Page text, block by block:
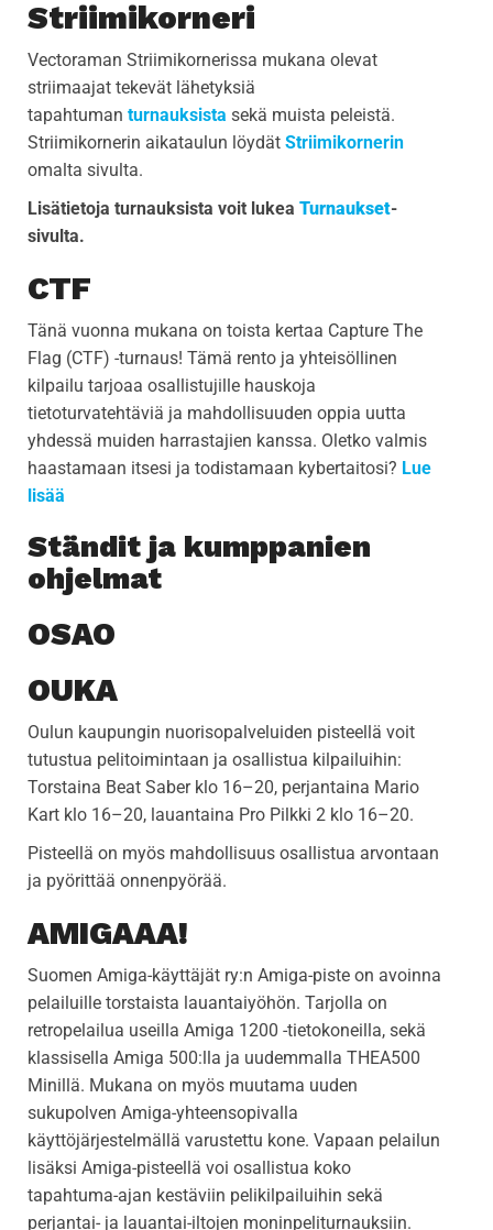
Striimikorneri
Vectoraman Striimikornerissa mukana olevat
striimaajat tekevät lähetyksiä
tapahtumanturnauksista sekä muista peleistä.
Striimikornerin aikataulun löydätStriimikornerin
omalta sivulta.
Lisätietoja turnauksista voit lukeaTurnaukset-
sivulta.
CTF
Tänä vuonna mukana on toista kertaa Capture The
Flag (CTF) -turnaus! Tämä rento ja yhteisöllinen
kilpailu tarjoaa osallistujille hauskoja
tietoturvatehtäviä ja mahdollisuuden oppia uutta
yhdessä muiden harrastajien kanssa. Oletko valmis
haastamaan itsesi ja todistamaan kybertaitosi? Lue
lisää
Ständit ja kumppanien
ohjelmat
OSAO
OUKA
Oulun kaupungin nuorisopalveluiden pisteellä voit
tutustua pelitoimintaan ja osallistua kilpailuihin:
Torstaina Beat Saber klo 16–20, perjantaina Mario
Kart klo 16–20, lauantaina Pro Pilkki 2 klo 16–20.
Pisteellä on myös mahdollisuus osallistua arvontaan
ja pyörittää onnenpyörää.
AMIGAAA!
Suomen Amiga-käyttäjät ry:n Amiga-piste on avoinna
pelailuille torstaista lauantaiyöhön. Tarjolla on
retropelailua useilla Amiga 1200 -tietokoneilla, sekä
klassisella Amiga 500:lla ja uudemmalla THEA500
Minillä. Mukana on myös muutama uuden
sukupolven Amiga-yhteensopivalla
käyttöjärjestelmällä varustettu kone. Vapaan pelailun
lisäksi Amiga-pisteellä voi osallistua koko
tapahtuma-ajan kestäviin pelikilpailuihin sekä
perjantai- ja lauantai-iltojen moninpeliturnauksiin.